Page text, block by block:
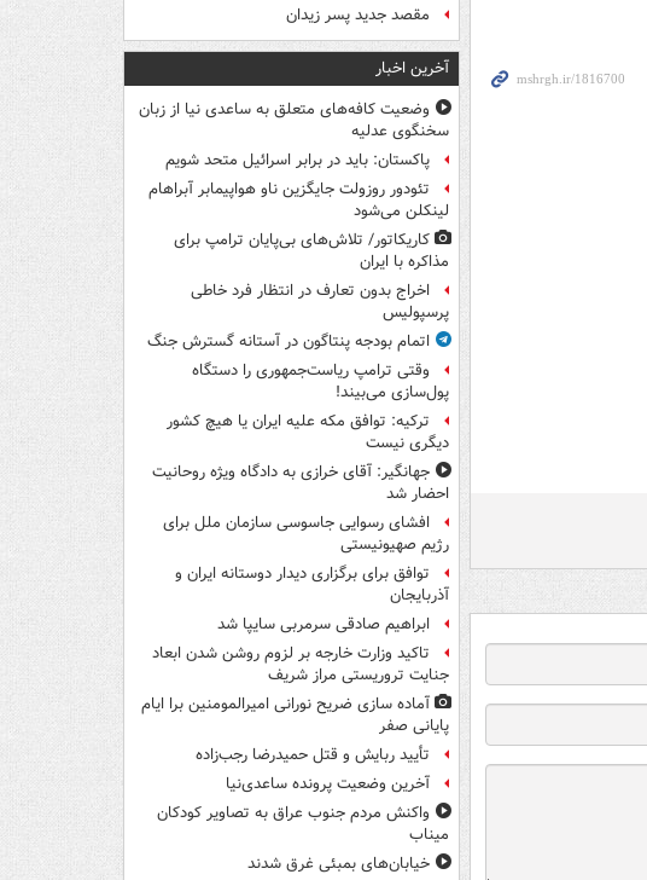
مقصد جدید پسر زیدان
آخرین اخبار
وضعیت کافه‌های متعلق به ساعدی نیا از زبان
سخنگوی عدلیه
پاکستان: باید در برابر اسرائیل متحد شویم
تئودور روزولت جایگزین ناو هواپیمابر آبراهام
لینکلن می‌شود
کاریکاتور/ تلاش‌های بی‌پایان ترامپ برای
مذاکره با ایران
اخراج بدون تعارف در انتظار فرد خاطی
پرسپولیس
اتمام بودجه پنتاگون در آستانه گسترش جنگ
وقتی ترامپ ریاست‌جمهوری را دستگاه
پول‌سازی می‌بیند!
ترکیه: توافق مکه علیه ایران یا هیچ کشور
دیگری نیست
جهانگیر: آقای خرازی به دادگاه ویژه روحانیت
احضار شد
افشای رسوایی جاسوسی سازمان ملل برای
رژیم صهیونیستی
توافق برای برگزاری دیدار دوستانه ایران و
آذربایجان
ابراهیم صادقی سرمربی سایپا شد
تاکید وزارت خارجه بر لزوم روشن شدن ابعاد
جنایت تروریستی مراز شریف
آماده سازی ضریح نورانی امیرالمومنین برا ایام
پایانی صفر
تأیید ربایش و قتل حمیدرضا رجب‌زاده
آخرین وضعیت پرونده ساعدی‌نیا
واکنش مردم جنوب عراق به تصاویر کودکان
میناب
خیابان‌های بمبئی غرق شدند